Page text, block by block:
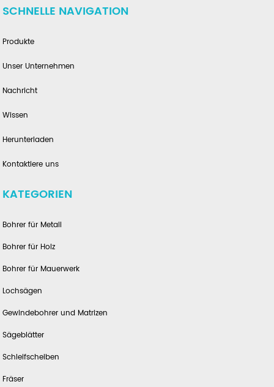
SCHNELLE NAVIGATION
Produkte
Unser Unternehmen
Nachricht
Wissen
Herunterladen
Kontaktiere uns
KATEGORIEN
Bohrer für Metall
Bohrer für Holz
Bohrer für Mauerwerk
Lochsägen
Gewindebohrer und Matrizen
Sägeblätter
Schleifscheiben
Fräser